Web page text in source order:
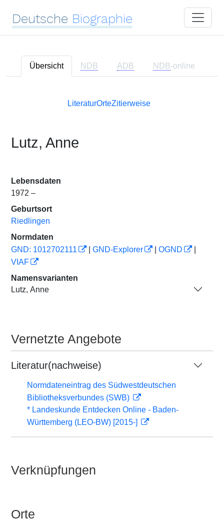
Deutsche Biographie
Übersicht NDB ADB NDB-online
LiteraturOrteZitierweise
Lutz, Anne
Lebensdaten
1972 –
Geburtsort
Riedlingen
Normdaten
GND: 1012702111
GND-Explorer OGND
VIAF
Namensvarianten
Lutz, Anne
Vernetzte Angebote
Literatur(nachweise)
Normdateneintrag des Südwestdeutschen
Bibliotheksverbundes (SWB)
* Landeskunde Entdecken Online - Baden-
Württemberg (LEO-BW) [2015-]
Verknüpfungen
Orte